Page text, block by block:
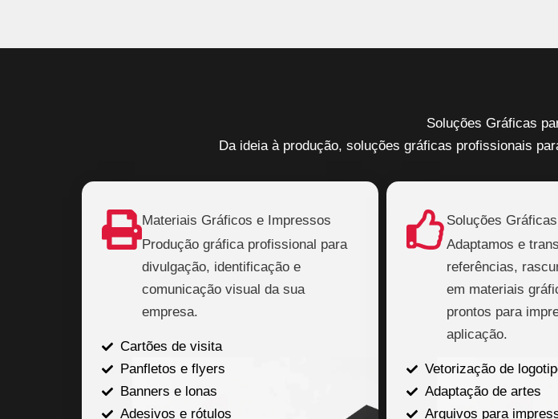
Soluções Gráficas
Da ideia à produção, soluções gráficas profissionais
Materiais Gráficos e Impressos
Produção gráfica profissional para
divulgação, identificação e
comunicação visual da sua
empresa.
Cartões de visita
Panfletos e flyers
Banners e lonas
Adesivos e rótulos
Soluções Gráficas
Adaptamos e
referências,
em materiais
prontos para
aplicação.
Vetorização de
Adaptação de artes
Arquivos para